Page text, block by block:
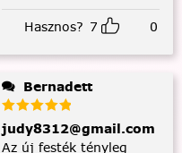
Hasznos? 7 0
Bernadett
judy8312@gmail.com
Az új festék tényleg